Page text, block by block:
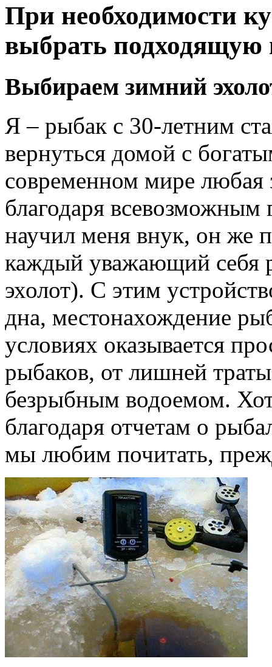
При необходимости
выбрать подходящую
Выбираем зимний
Я – рыбак с 30-летним
вернуться домой с
современном мире любая
благодаря
научил меня внук, он же
каждый уважающий себя
эхолот). С этим
дна, местонахождение
условиях оказывается
рыбаков, от лишней
безрыбным водоемом.
благодаря отчетам о
мы любим почитать,